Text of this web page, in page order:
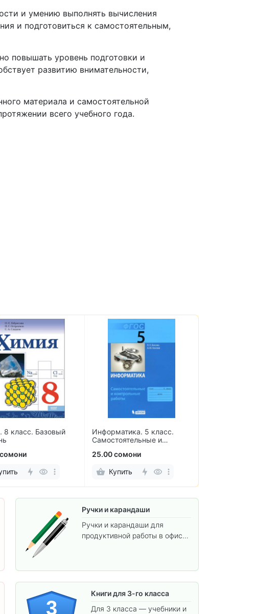
и умению выполнять вычисления
и подготовиться к самостоятельным,
повышать уровень подготовки и
развитию внимательности,
материала и самостоятельной
всего учебного года.
5 класс.
и
Информатика для всех. 2
класс. Рабочая тетрадь. В
70.00 сомони
Купить
Ручки и карандаши
Ручки и карандаши для
продуктивной работы в офисе
3
Книги для 3-го класса
Для 3 класса — учебники и